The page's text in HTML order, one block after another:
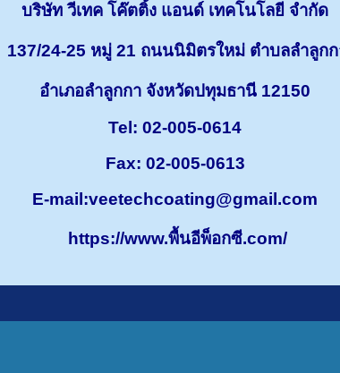
บริษัท วีเทค โค๊ตติ้ง แอนด์ เทคโนโลยี จำกัด
137/24-25 หมู่ 21 ถนนนิมิตรใหม่ ตำบลลำลูก
อำเภอลำลูกกา จังหวัดปทุมธานี 12150
Tel: 02-005-0614
Fax: 02-005-0613
E-mail:veetechcoating@gmail.com
https://www.พื้นอีพ็อกซี.com/